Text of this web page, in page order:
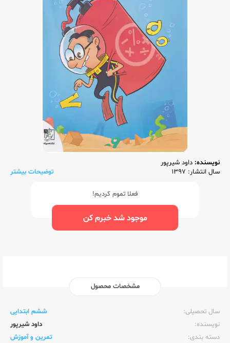
نویسنده: داود شیرپور
سال انتشار: 1397
توضیحات بیشتر
فعلا تموم کردیم!
موجود شد خبرم کن
مشخصات محصول
سال تحصیلی:‌
ششم ابتدایی
نویسنده:‌
داود شیرپور
دسته بندی:
تمرین و آموزش